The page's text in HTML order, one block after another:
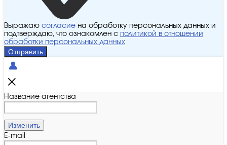
Выражаю согласие на обработку персональных данных и
подтверждаю, что ознакомлен с политикой в отношении
обработки персональных данных
Отправить
Название агентства
Изменить
E-mail